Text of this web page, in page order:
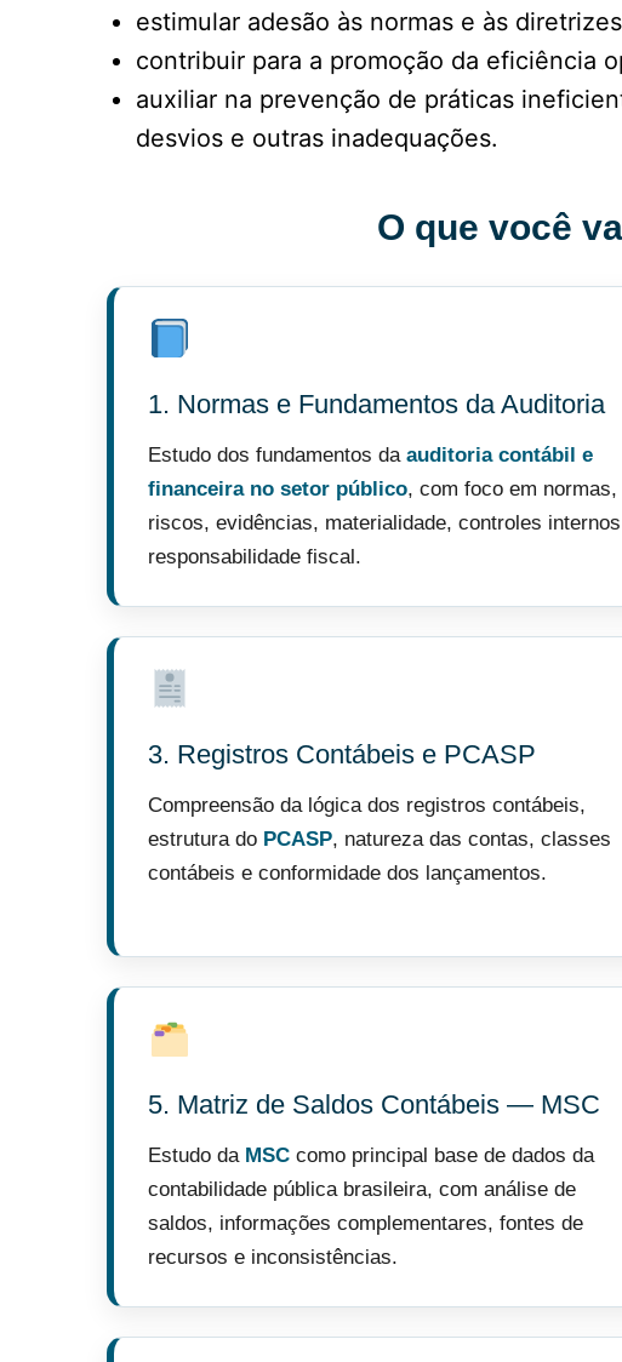
estimular adesão às normas e às
contribuir para a promoção da eficiência
auxiliar na prevenção de práticas
desvios e outras inadequações.
O que você
1. Normas e Fundamentos da Auditoria
Estudo dos fundamentos da auditoria contábil e
financeira no setor público, com foco em normas,
riscos, evidências, materialidade, controles
responsabilidade fiscal.
3. Registros Contábeis e PCASP
Compreensão da lógica dos registros contábeis,
estrutura do PCASP, natureza das contas, classes
contábeis e conformidade dos lançamentos.
5. Matriz de Saldos Contábeis — MSC
Estudo da MSC como principal base de dados da
contabilidade pública brasileira, com análise de
saldos, informações complementares, fontes de
recursos e inconsistências.